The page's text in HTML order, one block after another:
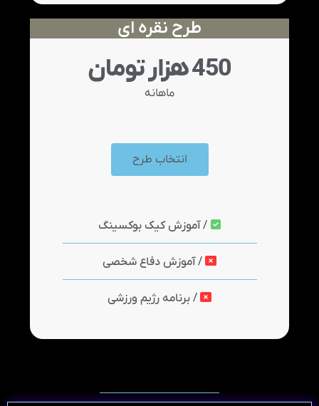
طرح نقره ای
450 هزار تومان
ماهانه
انتخاب طرح
/ آموزش کیک بوکسینگ
/ آموزش دفاع شخصی
/ برنامه رژیم ورزشی